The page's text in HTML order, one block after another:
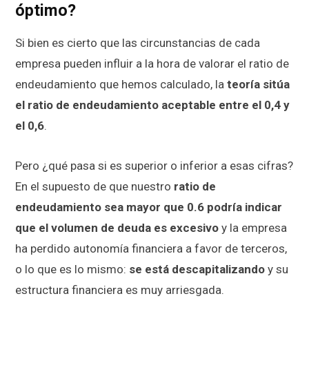
óptimo?
Si bien es cierto que las circunstancias de cada
empresa pueden influir a la hora de valorar el ratio de
endeudamiento que hemos calculado, la teoría sitúa
el ratio de endeudamiento aceptable entre el 0,4 y
el 0,6.
Pero ¿qué pasa si es superior o inferior a esas cifras?
En el supuesto de que nuestro ratio de
endeudamiento sea mayor que 0.6 podría indicar
que el volumen de deuda es excesivo y la empresa
ha perdido autonomía financiera a favor de terceros,
o lo que es lo mismo: se está descapitalizando y su
estructura financiera es muy arriesgada.